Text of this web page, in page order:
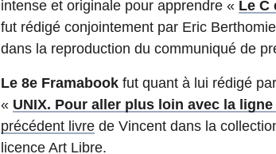
intense et originale pour apprendre « Le C
fut rédigé conjointement par Eric
dans la reproduction du communiqué de
Le 8e Framabookfut quant à lui rédigé
« UNIX. Pour aller plus loin avec la
précédent livrede Vincent dans la
licence Art Libre.